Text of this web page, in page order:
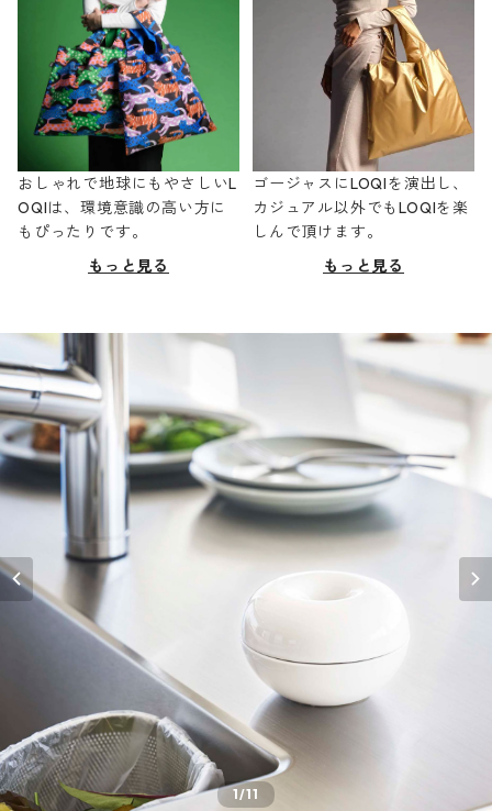
おしゃれで地球にもやさしいL
OQIは、環境意識の高い方に
もぴったりです。
もっと見る
ゴージャスにLOQIを演出し、
カジュアル以外でもLOQIを楽
しんで頂けます。
もっと見る
1/11